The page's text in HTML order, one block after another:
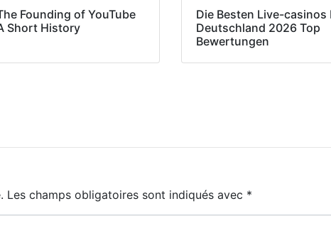
Founding of YouTube
Short History
Die Besten Live-casinos
Deutschland 2026 Top
Bewertungen
Les champs obligatoires sont indiqués avec *